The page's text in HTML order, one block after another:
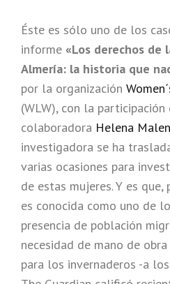
Éste es sólo uno de los
informe «Los derechos de
Almería: la historia que
por la organización
(WLW), con la participación
colaboradora Helena
investigadora se ha
varias ocasiones para
de estas mujeres. Y es
es conocida como uno de
presencia de población
necesidad de mano de
para los invernaderos -a